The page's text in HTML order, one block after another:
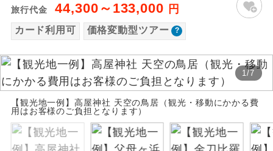
旅行代金 44,300～133,000 円
カード利用可 価格変動型ツアー
1/7
【観光地一例】高屋神社 天空の鳥居（観光・移動にかかる費
用はお客様のご負担となります）
新コース 初登場のコースです。
世界遺産
ユネスコに登録されている文化遺産や自
然遺産を訪ねるコースです。
絶景 絶景スポットに立ち寄るコースです。
温泉 温泉地にも宿泊するコースです。
以下の注意事項をあらかじめご了承いただき
ますようお願いいたします。
お支払いについて
お支払いは、クレジットカード決済のみとな
ります。
お申し込みの最後にクレジットカード決済を
していただき、決済手続き完了をもちまし